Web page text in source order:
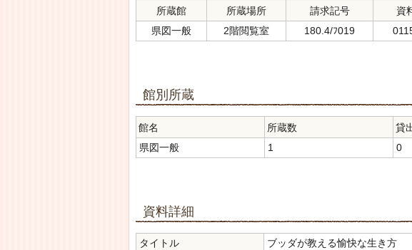
所蔵館 所蔵場所 請求記号 資
県図一般
2階閲覧室 180.4/ﾌ019
館別所蔵
館名 所蔵数 貸
県図一般
1 0
資料詳細
タイトル
ブッダが教える愉快な生き方